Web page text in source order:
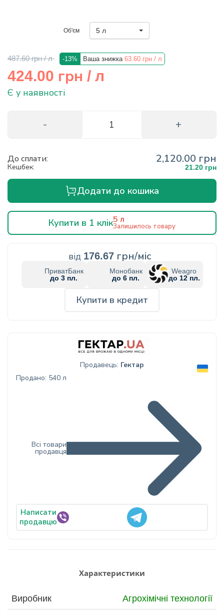
Об'єм 5 л
487.60 грн / л -13% Ваша знижка 63.60 грн / л
424.00 грн / л
Є у наявності
До сплати: 2,120.00 грн
Кешбек: 21.20 грн
Додати до кошика
Купити в 1 клік5 л
Залишилось товару
від 176.67 грн/міс
ПриватБанк
до 3 пл.
Монобанк
до 6 пл.
Weagro
до 12 пл.
Купити в кредит
Продавець: Гектар
Написати
продавцю
Продано: 540 л
Всі товари
продавця
Характеристики
Виробник Агрохімічні технології